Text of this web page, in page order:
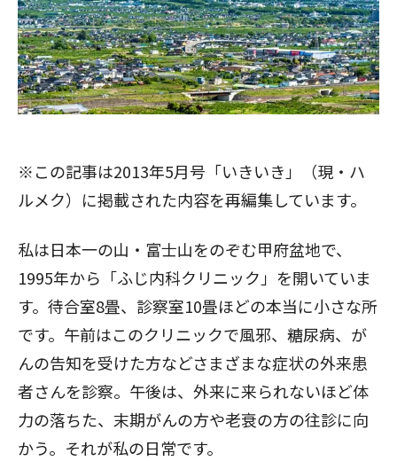
※この記事は2013年5月号「いきいき」（現・ハ
ルメク）に掲載された内容を再編集しています。
私は日本一の山・富士山をのぞむ甲府盆地で、
1995年から「ふじ内科クリニック」を開いていま
す。待合室8畳、診察室10畳ほどの本当に小さな所
です。午前はこのクリニックで風邪、糖尿病、が
んの告知を受けた方などさまざまな症状の外来患
者さんを診察。午後は、外来に来られないほど体
力の落ちた、末期がんの方や老衰の方の往診に向
かう。それが私の日常です。